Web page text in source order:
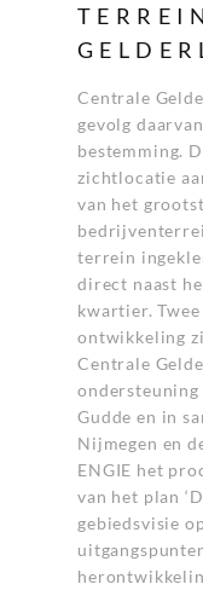
Centrale
gevolg
bestemming.
zichtlocatie
van het
terrein
direct naast
kwartier.
ontwikkeling
Centrale
ondersteuning
Gudde en in
Nijmegen en
ENGIE het
van het plan
gebiedsvisie